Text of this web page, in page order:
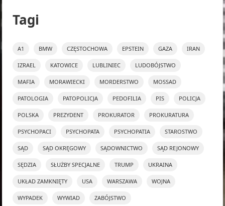
Tagi
A1 BMW CZĘSTOCHOWA EPSTEIN GAZA IRAN
IZRAEL KATOWICE LUBLINIEC LUDOBÓJSTWO
MAFIA MORAWIECKI MORDERSTWO MOSSAD
PATOLOGIA PATOPOLICJA PEDOFILIA PIS POLICJA
POLSKA PREZYDENT PROKURATOR PROKURATURA
PSYCHOPACI PSYCHOPATA PSYCHOPATIA STAROSTWO
SĄD SĄD OKRĘGOWY SĄDOWNICTWO SĄD REJONOWY
SĘDZIA SŁUŻBY SPECJALNE TRUMP UKRAINA
UKŁAD ZAMKNIĘTY USA WARSZAWA WOJNA
WYPADEK WYWIAD ZABÓJSTWO